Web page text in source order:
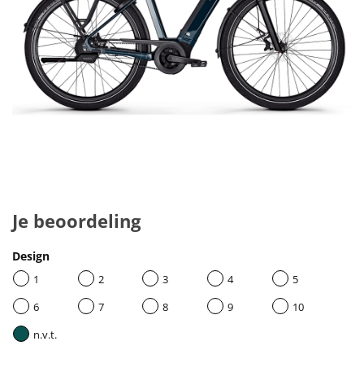
Je beoordeling
Design
1 2 3 4
5
6
7 8 9
10
n.v.t.